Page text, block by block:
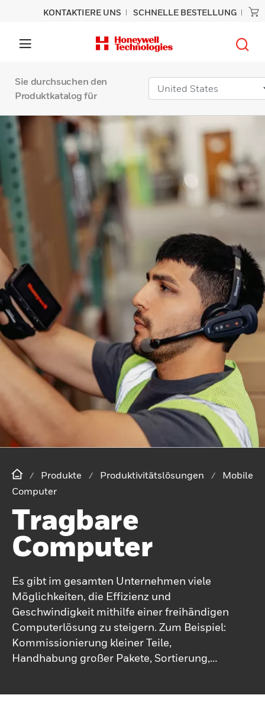
KONTAKTIERE UNS SCHNELLE BESTELLUNG
Sie durchsuchen den
Produktkatalog für
Produkte Produktivitätslösungen
Mobile
Computer
Tragbare
Computer
Es gibt im gesamten Unternehmen viele
Möglichkeiten, die Effizienz und
Geschwindigkeit mithilfe einer freihändigen
Computerlösung zu steigern. Zum Beispiel:
Kommissionierung kleiner Teile,
Handhabung großer Pakete, Sortierung,